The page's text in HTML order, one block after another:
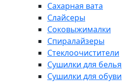
Сахарная вата
Слайсеры
Соковыжималки
Спиралайзеры
Стеклоочистители
Сушилки для белья
Сушилки для обуви